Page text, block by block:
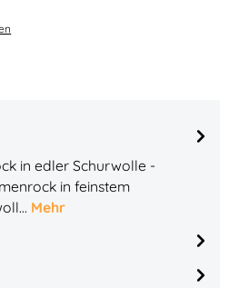
in edler Schurwolle -
in feinstem
Mehr